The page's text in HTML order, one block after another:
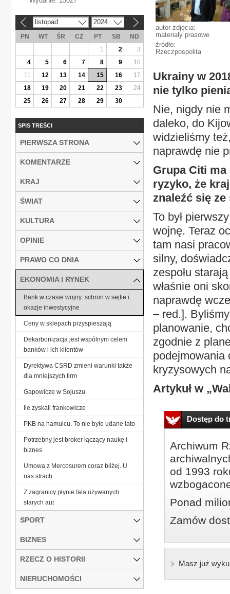
autor zdjęcia:
materiały prasowe
źródło:
Rzeczpospolita
Ukrainy w
nie tylko
Nie, nigdy nie
daleko, do
widzieliśmy
naprawdę nie
Grupa Citi ma
ryzyko, że
znaleźć się
To był
wojnę. Teraz
tam nasi
silny,
zespołu
właśnie oni
naprawdę
– red.].
planowanie,
zgodnie z
podejmowania
kryzysowych
Artykuł w
Dostęp do
Archiwum
od 1993
Ponad
Zamów
Masz już
listopad 2024
PN WT ŚR CZ PT SB
ND
1
2
3
4
5 6 7 8 9
10
11
12 13 14 15 16
17
18
19 20 21 22 23
24
25
26 27 28 29 30
SPIS TREŚCI
PIERWSZA STRONA
KOMENTARZE
KRAJ
ŚWIAT
KULTURA
OPINIE
PRAWO CO DNIA
EKONOMIA I RYNEK
Bank w czasie wojny: schron w sejfie i
okazje inwestycyjne
Ceny w sklepach przyspieszają
Dekarbonizacja jest wspólnym celem
banków i ich klientów
Dyrektywa CSRD zmieni warunki także
dla mniejszych firm
Gapowicze w Sojuszu
Ile zyskali frankowicze
PKB na hamulcu. To nie było udane lato
Potrzebny jest broker łączący naukę i
biznes
Umowa z Mercosurem coraz bliżej. U
nas strach
Z zagranicy płynie fala używanych
starych aut
SPORT
BIZNES
RZECZ O HISTORII
NIERUCHOMOŚCI